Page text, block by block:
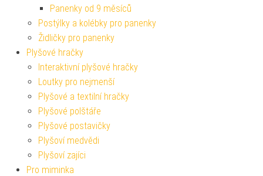
Panenky od 9 měsíců
Postýlky a kolébky pro panenky
Židličky pro panenky
Plyšové hračky
Interaktivní plyšové hračky
Loutky pro nejmenší
Plyšové a textilní hračky
Plyšové polštáře
Plyšové postavičky
Plyšoví medvědi
Plyšoví zajíci
Pro miminka